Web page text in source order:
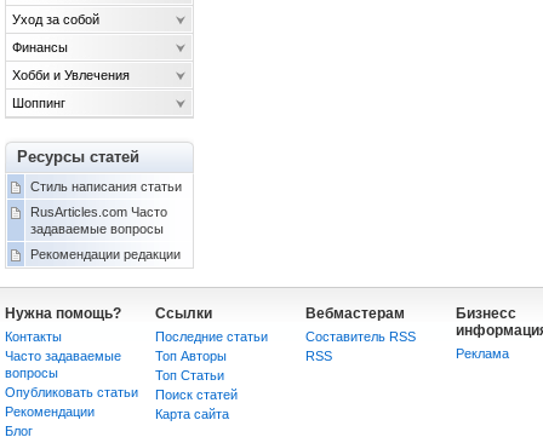
Уход за собой
Финансы
Хобби и Увлечения
Шоппинг
Ресурсы статей
Стиль написания статьи
RusArticles.com Часто
задаваемые вопросы
Рекомендации редакции
Нужна помощь?
Контакты
Часто задаваемые
вопросы
Опубликовать статьи
Рекомендации
Блог
Ссылки
Последние статьи
Топ Авторы
Топ Статьи
Поиск статей
Карта сайта
Вебмастерам
Составитель RSS
RSS
Бизнесс
Реклама